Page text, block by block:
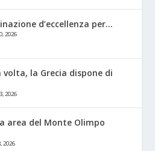
d’eccellenza per...
2026
volta, la Grecia dispone di
2026
area del Monte Olimpo
2026